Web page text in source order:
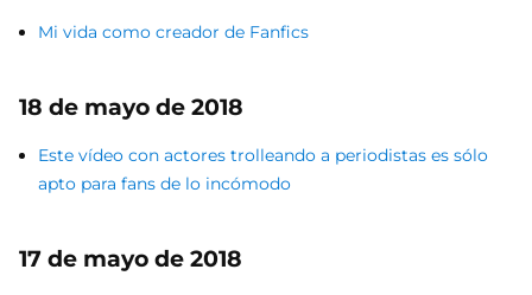
Mi vida como creador de Fanfics
18 de mayo de 2018
Este vídeo con actores trolleando a periodistas es sólo
apto para fans de lo incómodo
17 de mayo de 2018